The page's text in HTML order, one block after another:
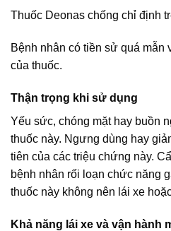
Thuốc Deonas chống chỉ định
Bệnh nhân có tiền sử quá mẫn
của thuốc.
Thận trọng khi sử dụng
Yếu sức, chóng mặt hay buồn
thuốc này. Ngưng dùng hay
tiên của các triệu chứng này.
bệnh nhân rối loạn chức năng
thuốc này không nên lái xe
Khả năng lái xe và vận hành